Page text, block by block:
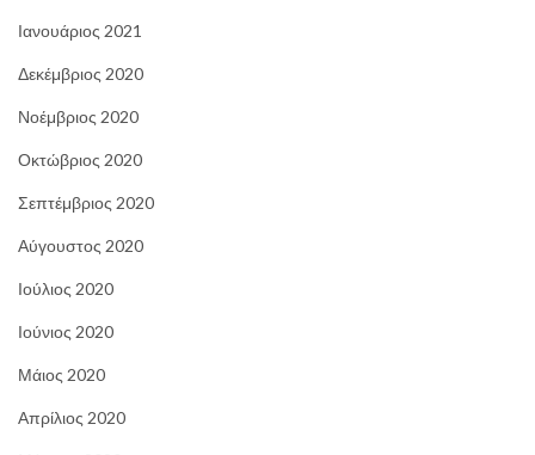
Ιανουάριος 2021
Δεκέμβριος 2020
Νοέμβριος 2020
Οκτώβριος 2020
Σεπτέμβριος 2020
Αύγουστος 2020
Ιούλιος 2020
Ιούνιος 2020
Μάιος 2020
Απρίλιος 2020